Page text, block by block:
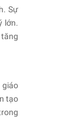
Sự
lớn.
giáo
tạo